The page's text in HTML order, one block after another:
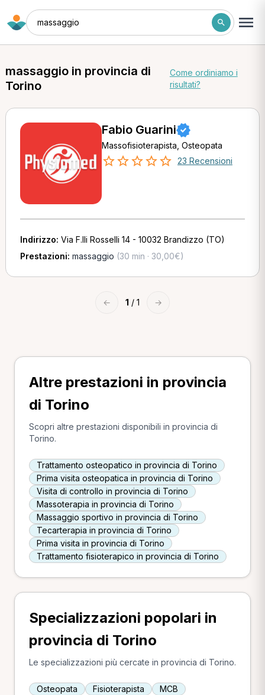
massaggio
massaggio in provincia di
Torino
Come ordiniamo i
risultati?
Fabio Guarini
Massofisioterapista, Osteopata
23 Recensioni
Indirizzo: Via F.lli Rosselli 14 - 10032 Brandizzo (TO)
Prestazioni: massaggio (30 min · 30,00€)
← 1 / 1 →
Altre prestazioni in provincia
di Torino
Scopri altre prestazioni disponibili in provincia di
Torino.
Trattamento osteopatico in provincia di Torino
Prima visita osteopatica in provincia di Torino
Visita di controllo in provincia di Torino
Massoterapia in provincia di Torino
Massaggio sportivo in provincia di Torino
Tecarterapia in provincia di Torino
Prima visita in provincia di Torino
Trattamento fisioterapico in provincia di Torino
Specializzazioni popolari in
provincia di Torino
Le specializzazioni più cercate in provincia di Torino.
Osteopata Fisioterapista
MCB